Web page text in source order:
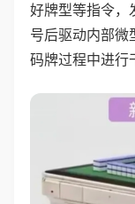
好牌型等指令，
号后驱动内部微
码牌过程中进行